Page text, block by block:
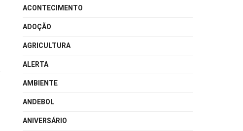
ACONTECIMENTO
ADOÇÃO
AGRICULTURA
ALERTA
AMBIENTE
ANDEBOL
ANIVERSÁRIO